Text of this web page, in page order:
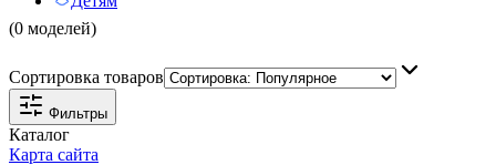
(0 моделей)
Сортировка товаров
Фильтры
Каталог
Карта сайта